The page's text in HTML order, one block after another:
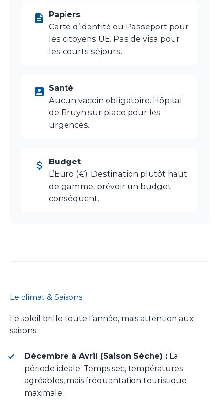
Papiers
Carte d’identité ou Passeport pour
les citoyens UE. Pas de visa pour
les courts séjours.
Santé
Aucun vaccin obligatoire. Hôpital
de Bruyn sur place pour les
urgences.
Budget
L’Euro (€). Destination plutôt haut
de gamme, prévoir un budget
conséquent.
Le climat & Saisons
Le soleil brille toute l’année, mais attention aux
saisons :
Décembre à Avril (Saison Sèche) : La
période idéale. Temps sec, températures
agréables, mais fréquentation touristique
maximale.